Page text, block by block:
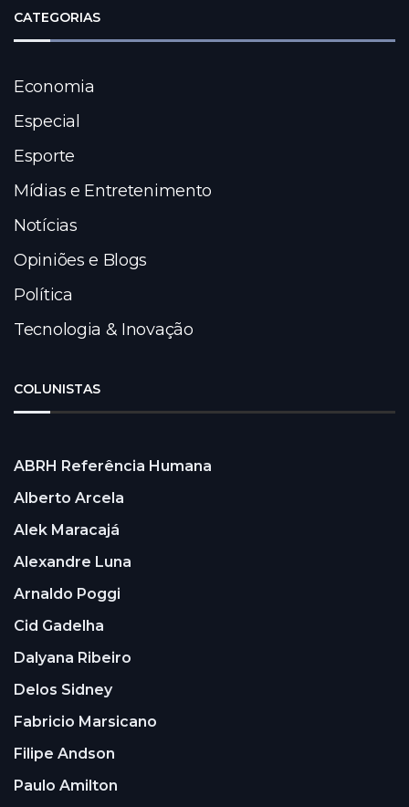
CATEGORIAS
Economia
Especial
Esporte
Mídias e Entretenimento
Notícias
Opiniões e Blogs
Política
Tecnologia & Inovação
COLUNISTAS
ABRH Referência Humana
Alberto Arcela
Alek Maracajá
Alexandre Luna
Arnaldo Poggi
Cid Gadelha
Dalyana Ribeiro
Delos Sidney
Fabricio Marsicano
Filipe Andson
Paulo Amilton